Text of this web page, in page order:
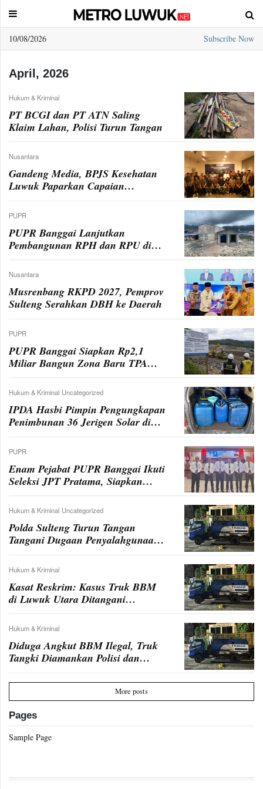
10/08/2026
Subscribe Now
Sample
April, 2026
Hukum & Kriminal
PT BCGI dan PT ATN Saling
Klaim Lahan, Polisi Turun Tangan
Nusantara
Gandeng Media, BPJS Kesehatan
Luwuk Paparkan Capaian
Implementasi Program JKN di
Wilayahnya
PUPR
PUPR Banggai Lanjutkan
Pembangunan RPH dan RPU di
Pasar Simpong, Tahap II
Dianggarkan Rp2,5 Miliar
Nusantara
Musrenbang RKPD 2027, Pemprov
Sulteng Serahkan DBH ke Daerah
PUPR
PUPR Banggai Siapkan Rp2,1
Miliar Bangun Zona Baru TPA
Bunga
Hukum & Kriminal Uncategorized
IPDA Hasbi Pimpin Pengungkapan
Penimbunan 36 Jerigen Solar di
Toili Barat
PUPR
Enam Pejabat PUPR Banggai Ikuti
Seleksi JPT Pratama, Siapkan
Makalah Penilaian Kompetensi
Hukum & Kriminal Uncategorized
Polda Sulteng Turun Tangan
Tangani Dugaan Penyalahgunaan
BBM di Kabupaten Banggai
Hukum & Kriminal
Kasat Reskrim: Kasus Truk BBM
di Luwuk Utara Ditangani
Langsung Polda
Hukum & Kriminal
Diduga Angkut BBM Ilegal, Truk
Tangki Diamankan Polisi dan
Dipolice Line
More posts
Pages
Sample Page